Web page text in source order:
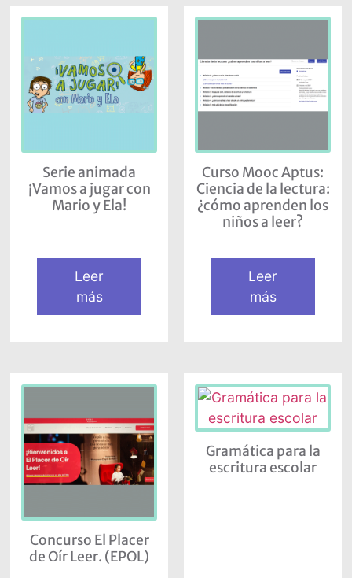
Serie animada
¡Vamos a jugar con
Mario y Ela!
Leer
más
Curso Mooc Aptus:
Ciencia de la lectura:
¿cómo aprenden los
niños a leer?
Leer
más
Concurso El Placer
de Oír Leer. (EPOL)
Gramática para la
escritura escolar